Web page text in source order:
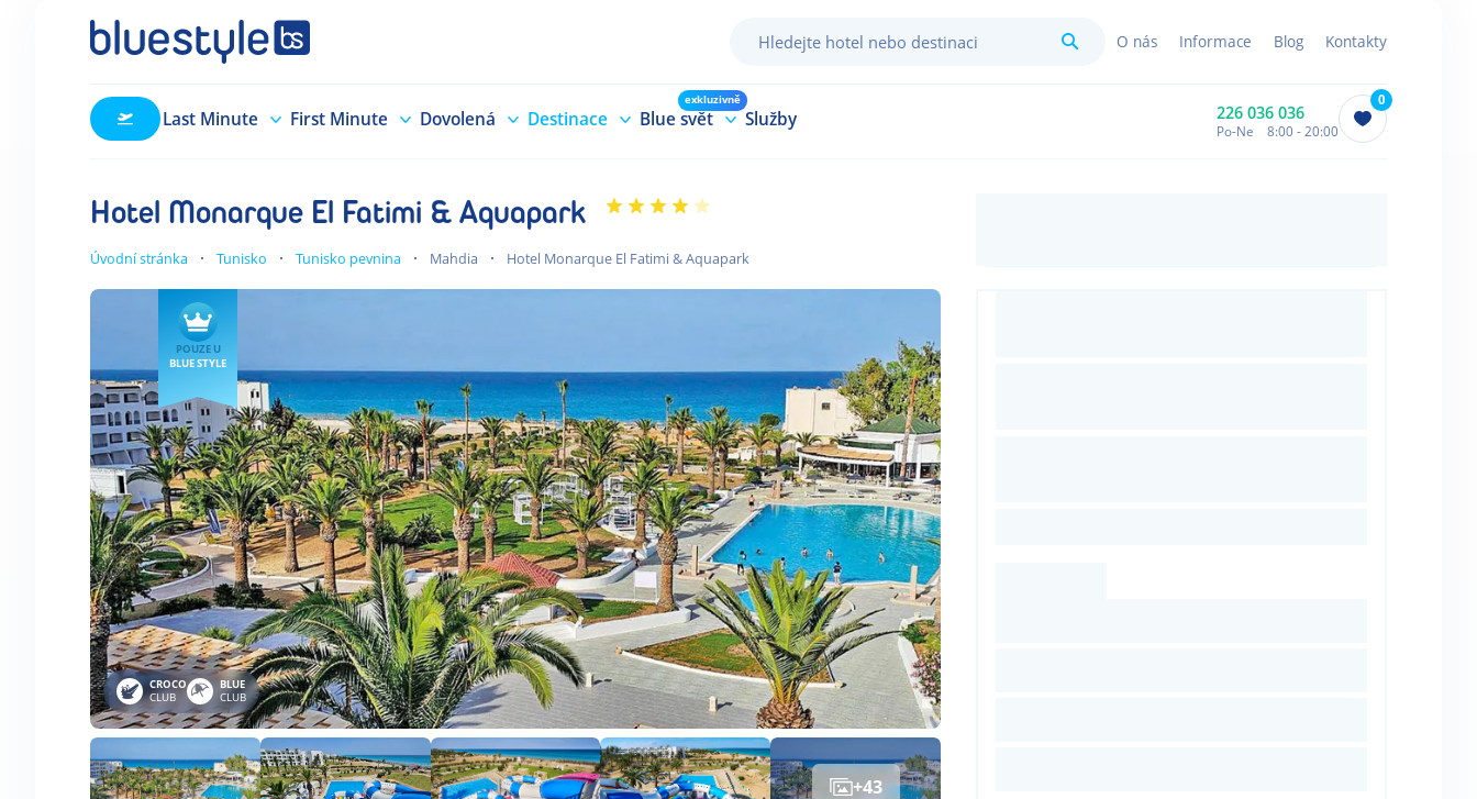
HledatO nás Informace Blog Kontakty
Last Minute First Minute Dovolená Destinace Blue svět
exkluzivně
Služby 226 036 036
Po-Ne 8:00 - 20:00
0
Hotel Monarque El Fatimi & Aquapark
Úvodní stránka Tunisko Tunisko pevnina Mahdia Hotel Monarque El Fatimi & Aquapark
POUZE U
BLUE STYLE
CROCO
CLUB
BLUE
CLUB
+43